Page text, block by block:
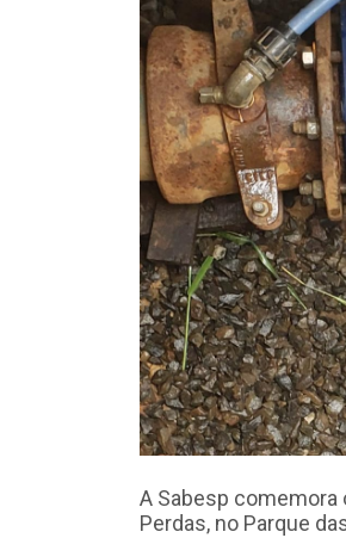
A Sabesp comemora
Perdas, no Parque